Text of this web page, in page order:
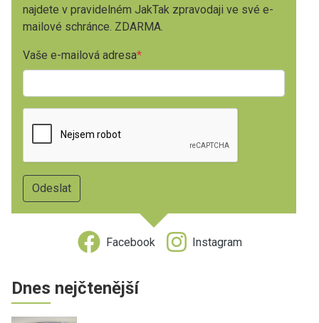
najdete v pravidelném JakTak zpravodaji ve své e-
mailové schránce. ZDARMA.
Vaše e-mailová adresa
Facebook Instagram
Dnes nejčtenější